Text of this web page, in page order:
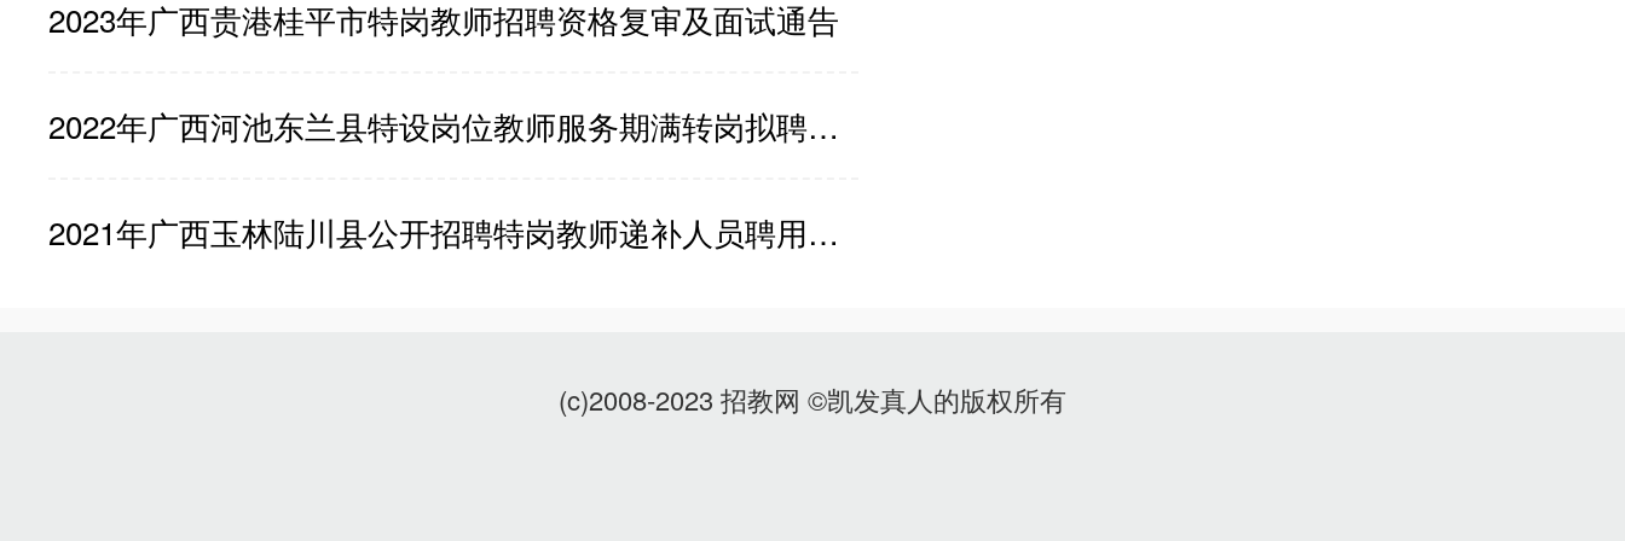
2023年广西贵港桂平市特岗教师招聘资格复审及面试通告
2022年广西河池东兰县特设岗位教师服务期满转岗拟聘用公示
2021年广西玉林陆川县公开招聘特岗教师递补人员聘用前公示
(c)2008-2023 招教网 ©凯发真人的版权所有